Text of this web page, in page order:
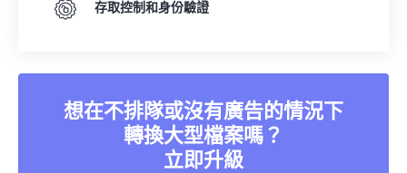
存取控制和身份驗證
想在不排隊或沒有廣告的情況下
轉換大型檔案嗎？
立即升級